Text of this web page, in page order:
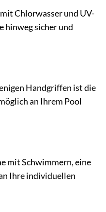
Chlorwasser und UV-
hinweg sicher und
Handgriffen ist die
an Ihrem Pool
mit Schwimmern, eine
Ihre individuellen